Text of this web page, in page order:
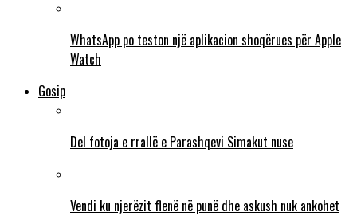
WhatsApp po teston një aplikacion shoqërues për Apple
Watch
Gosip
Del fotoja e rrallë e Parashqevi Simakut nuse
Vendi ku njerëzit flenë në punë dhe askush nuk ankohet